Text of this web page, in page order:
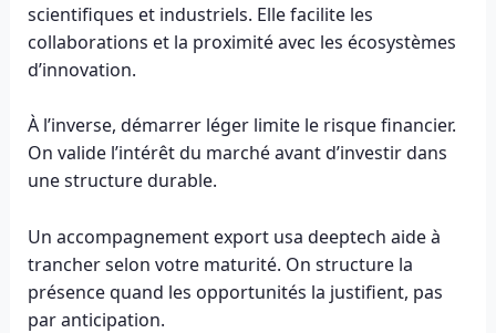
scientifiques et industriels. Elle facilite les
collaborations et la proximité avec les écosystèmes
d’innovation.
À l’inverse, démarrer léger limite le risque financier.
On valide l’intérêt du marché avant d’investir dans
une structure durable.
Un accompagnement export usa deeptech aide à
trancher selon votre maturité. On structure la
présence quand les opportunités la justifient, pas
par anticipation.